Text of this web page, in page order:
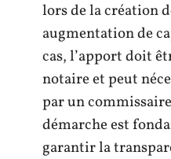
lors de la création
augmentation de
cas, l’apport doit
notaire et peut
par un
démarche est
garantir la